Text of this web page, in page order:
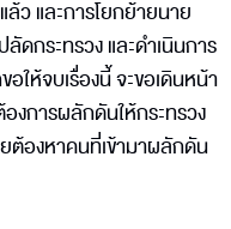
ว และการโยกย้ายนาย
ดกระทรวง และดำเนินการ
ให้จบเรื่องนี้ จะขอเดินหน้า
งการผลักดันให้กระทรวง
ต้องหาคนที่เข้ามาผลักดัน